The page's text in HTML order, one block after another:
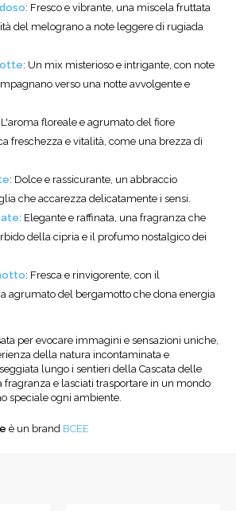
: Fresco e vibrante, una miscela fruttata
del melograno a note leggere di rugiada
: Un mix misterioso e intrigante, con note
verso una notte avvolgente e
L'aroma floreale e agrumato del fiore
freschezza e vitalità, come una brezza di
: Dolce e rassicurante, un abbraccio
che accarezza delicatamente i sensi.
: Elegante e raffinata, una fragranza che
della cipria e il profumo nostalgico dei
: Fresca e rinvigorente, con il
agrumato del bergamotto che dona energia
per evocare immagini e sensazioni uniche,
della natura incontaminata e
lungo i sentieri della Cascata delle
fragranza e lasciati trasportare in un mondo
speciale ogni ambiente.
è un brand BCEE